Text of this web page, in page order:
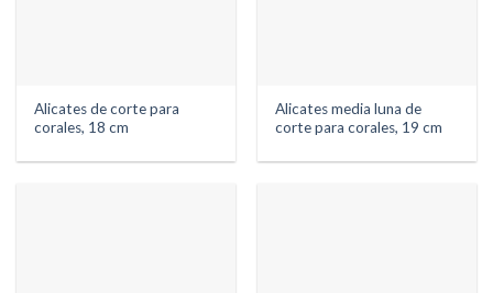
Alicates de corte para
corales, 18 cm
Alicates media luna de
corte para corales, 19 cm